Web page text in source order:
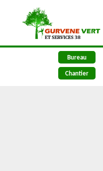
Bureau
Chantier